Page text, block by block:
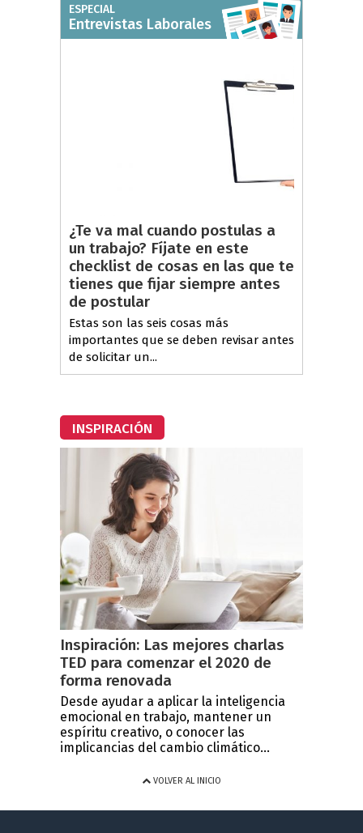
ESPECIAL
Entrevistas Laborales
¿Te va mal cuando postulas a
un trabajo? Fíjate en este
checklist de cosas en las que te
tienes que fijar siempre antes
de postular
Estas son las seis cosas más
importantes que se deben revisar antes
de solicitar un...
INSPIRACIÓN
Inspiración: Las mejores charlas
TED para comenzar el 2020 de
forma renovada
Desde ayudar a aplicar la inteligencia
emocional en trabajo, mantener un
espíritu creativo, o conocer las
implicancias del cambio climático...
VOLVER AL INICIO